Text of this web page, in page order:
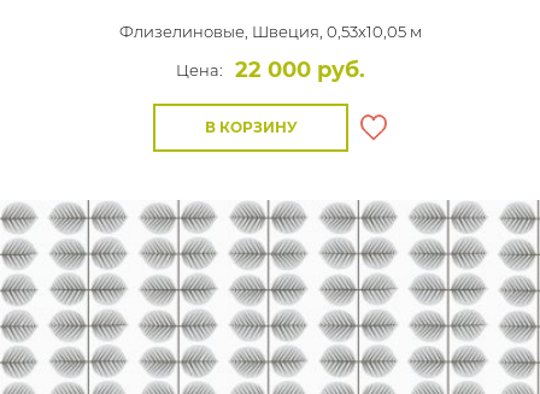
Флизелиновые, Швеция, 0,53x10,05 м
Цена:
22 000 руб.
В КОРЗИНУ